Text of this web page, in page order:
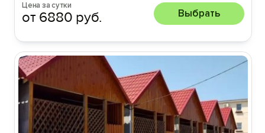
Цена за сутки
от 6880 руб. Выбрать